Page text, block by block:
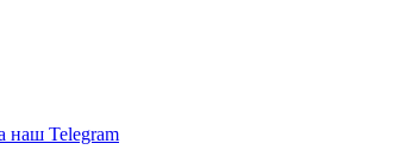
наш Telegram